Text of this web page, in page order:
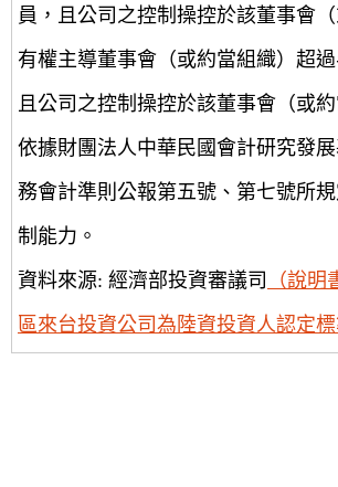
員，且公司之控制操控於該董事會
有權主導董事會（或約當組織）超過
且公司之控制操控於該董事會（或約
依據財團法人中華民國會計研究發
務會計準則公報第五號、第七號所
制能力。
資料來源: 經濟部投資審議司
（說
區來台投資公司為陸資投資人認定標